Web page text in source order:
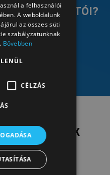
MUTATÓI?
>>
PARTNEREINK
HUNGARIAN
a felhasználói
A weboldalunk
az összes süti
szabályzatunknak
Bővebben
CÉLZÁS